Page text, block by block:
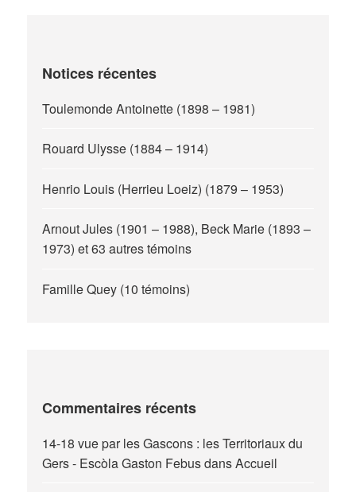
Notices récentes
Toulemonde Antoinette (1898 – 1981)
Rouard Ulysse (1884 – 1914)
Henrio Louis (Herrieu Loeiz) (1879 – 1953)
Arnout Jules (1901 – 1988), Beck Marie (1893 –
1973) et 63 autres témoins
Famille Quey (10 témoins)
Commentaires récents
14-18 vue par les Gascons : les Territoriaux du
Gers - Escòla Gaston FebusdansAccueil